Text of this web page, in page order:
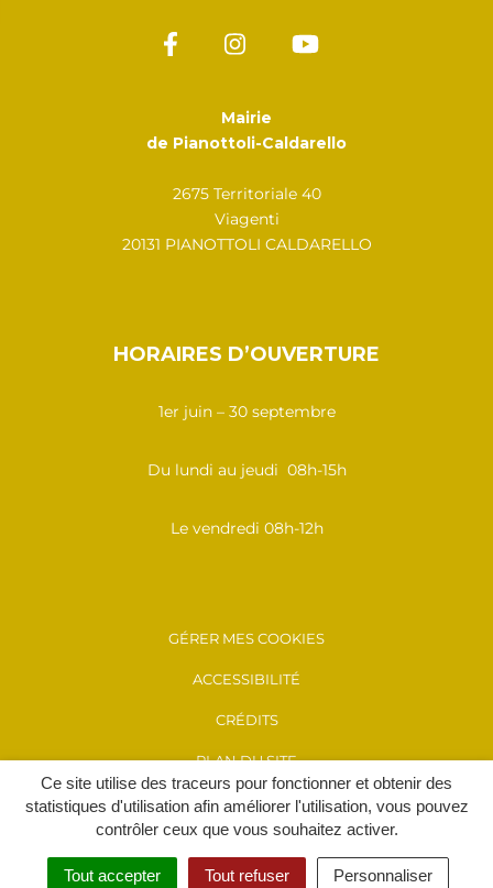
Ce site utilise des traceurs pour fonctionner et obtenir des
statistiques d'utilisation afin améliorer l'utilisation, vous pouvez
contrôler ceux que vous souhaitez activer.
Tout accepter Tout refuser Personnaliser
Mairie
de Pianottoli-Caldarello
2675 Territoriale 40
Viagenti
20131 PIANOTTOLI CALDARELLO
HORAIRES D’OUVERTURE
1er juin – 30 septembre
Du lundi au jeudi 08h-15h
Le vendredi 08h-12h
GÉRER MES COOKIES
ACCESSIBILITÉ
CRÉDITS
PLAN DU SITE
MENTIONS LÉGALES
POLITIQUE DE CONFIDENTIALITÉ